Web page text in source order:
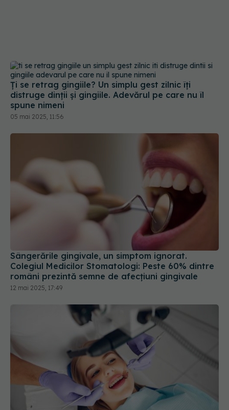
Ți se retrag gingiile? Un simplu gest zilnic îți
distruge dinții și gingiile. Adevărul pe care nu îl
spune nimeni
05 mai 2025, 11:56
Sângerările gingivale, un simptom ignorat.
Colegiul Medicilor Stomatologi: Peste 60% dintre
români prezintă semne de afecţiuni gingivale
12 mai 2025, 17:49